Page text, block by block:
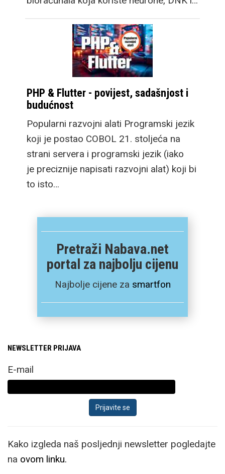
PHP & Flutter - povijest, sadašnjost i
budućnost
Popularni razvojni alati Programski jezik
koji je postao COBOL 21. stoljeća na
strani servera i programski jezik (iako
je preciznije napisati razvojni alat) koji bi
to isto…
Pretraži Nabava.net
portal za najbolju cijenu
Najbolje cijene za smartfon
NEWSLETTER PRIJAVA
E-mail
Kako izgleda naš posljednji newsletter pogledajte
na ovom linku.